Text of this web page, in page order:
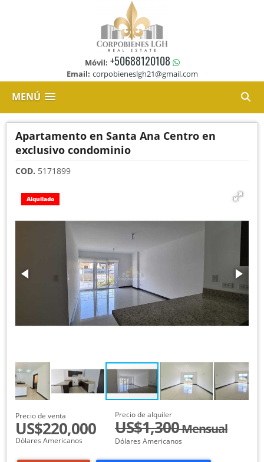
Móvil: +50688120108
Email: corpobieneslgh21@gmail.com
MENÚ
Apartamento en Santa Ana Centro en
exclusivo condominio
COD. 5171899
Alquilado
Precio de venta
US$220,000
Dólares Americanos
Precio de alquiler
US$1,300Mensual
Dólares Americanos